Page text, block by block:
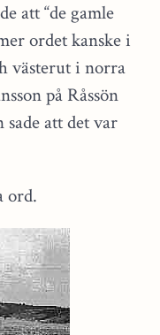
att “de gamle
ordet kanske i
västerut i norra
på Råssön
sade att det var
ord.